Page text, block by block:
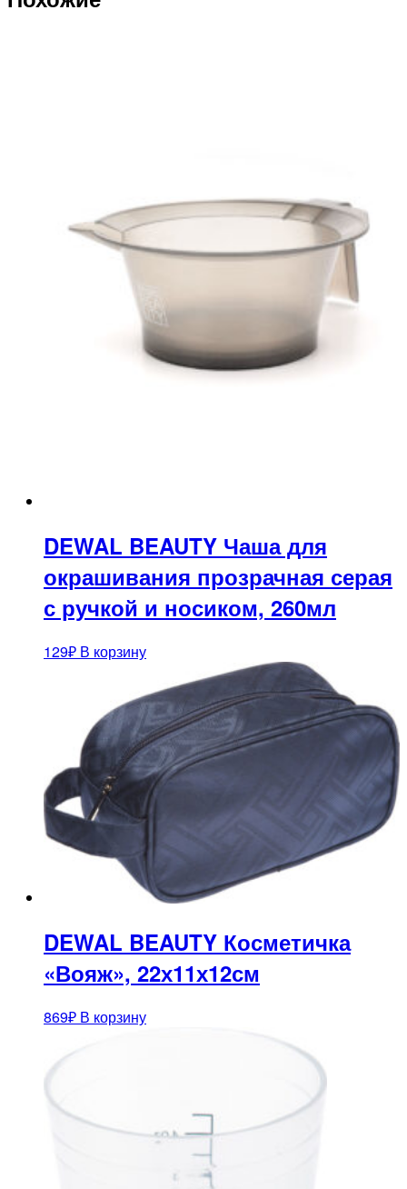
DEWAL BEAUTY Чаша для
окрашивания прозрачная серая
с ручкой и носиком, 260мл
129₽ В корзину
DEWAL BEAUTY Косметичка
«Вояж», 22х11х12см
869₽ В корзину